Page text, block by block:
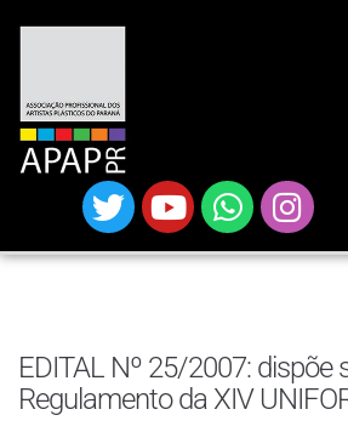
EDITAL Nº 25/2007: dispõe
Regulamento da XIV